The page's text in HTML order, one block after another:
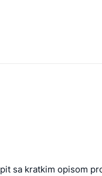
sa kratkim opisom